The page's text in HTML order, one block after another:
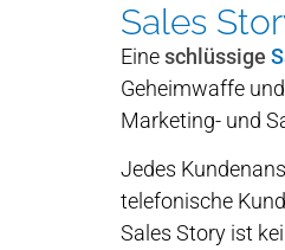
Sales
Eineschlüssige
Geheimwaffe
Marketing- und
Jedes
telefonische
Sales Story ist